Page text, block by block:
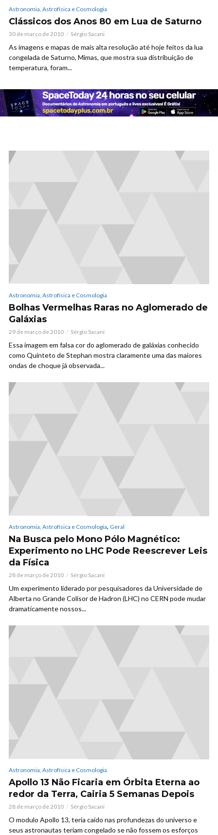
Astronomia, Astrofísica e Cosmologia
Clássicos dos Anos 80 em Lua de Saturno
30 de março de 2010 Sérgio Sacani
As imagens e mapas de mais alta resolução até hoje feitos da lua
congelada de Saturno, Mimas, que mostra sua distribuição de
temperatura, foram...
Astronomia, Astrofísica e Cosmologia
Bolhas Vermelhas Raras no Aglomerado de
Galáxias
29 de março de 2010 Sérgio Sacani
Essa imagem em falsa cor do aglomerado de galáxias conhecido
como Quinteto de Stephan mostra claramente uma das maiores
ondas de choque já observada...
Astronomia, Astrofísica e Cosmologia, Geral
Na Busca pelo Mono Pólo Magnético:
Experimento no LHC Pode Reescrever Leis
da Física
28 de março de 2010 Sérgio Sacani
Um experimento liderado por pesquisadores da Universidade de
Alberta no Grande Colisor de Hadron (LHC) no CERN pode mudar
dramaticamente nossos...
Astronomia, Astrofísica e Cosmologia
Apollo 13 Não Ficaria em Órbita Eterna ao
redor da Terra, Cairia 5 Semanas Depois
28 de março de 2010 Sérgio Sacani
O modulo Apollo 13, teria caído nas profundezas do universo e
seus astronautas teriam congelado se não fossem os esforços